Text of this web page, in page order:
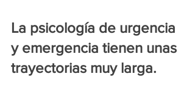
La psicología de urgencia
y emergencia tienen unas
trayectorias muy larga.